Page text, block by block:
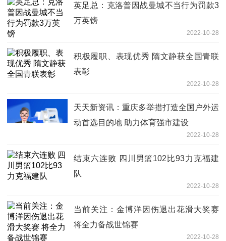
英足总：克洛普因战曼城不当行为罚款3
万英镑
2022-10-28
积极履职、表现优秀 隋文静获全国青联
表彰
2022-10-28
天天新资讯：重庆多举措打造全国户外运
动首选目的地 助力体育强市建设
2022-10-28
结束六连败 四川男篮102比93力克福建
队
2022-10-28
当前关注：金博洋因伤退出花滑大奖赛
将全力备战世锦赛
2022-10-28